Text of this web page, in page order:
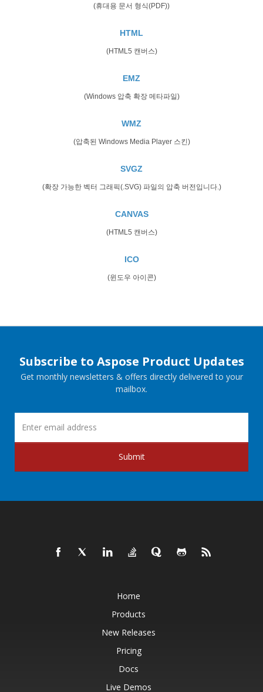
(휴대용 문서 형식(PDF))
HTML
(HTML5 캔버스)
EMZ
(Windows 압축 확장 메타파일)
WMZ
(압축된 Windows Media Player 스킨)
SVGZ
(확장 가능한 벡터 그래픽(.SVG) 파일의 압축 버전입니다.)
CANVAS
(HTML5 캔버스)
ICO
(윈도우 아이콘)
Subscribe to Aspose Product Updates
Get monthly newsletters & offers directly delivered to your
mailbox.
Submit
Home
Products
New Releases
Pricing
Docs
Live Demos